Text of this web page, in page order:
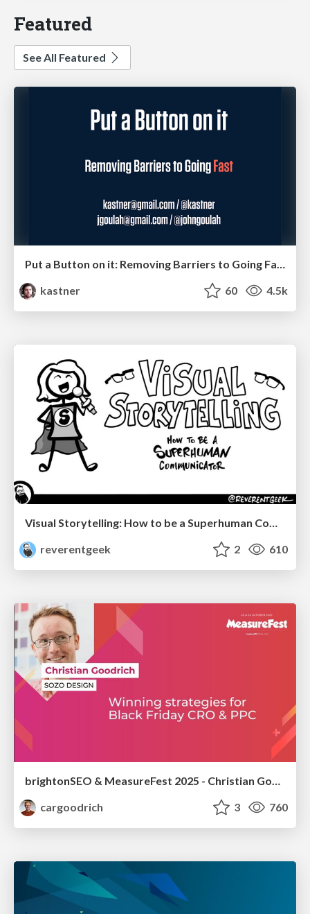
Featured
See All Featured
Put a Button on it: Removing Barriers to Going Fast.
kastner
60 4.5k
Visual Storytelling: How to be a Superhuman Communicator
reverentgeek
2 610
brightonSEO & MeasureFest 2025 - Christian Goodrich - Winning strategies for Black Friday CRO & PPC
cargoodrich
3 760